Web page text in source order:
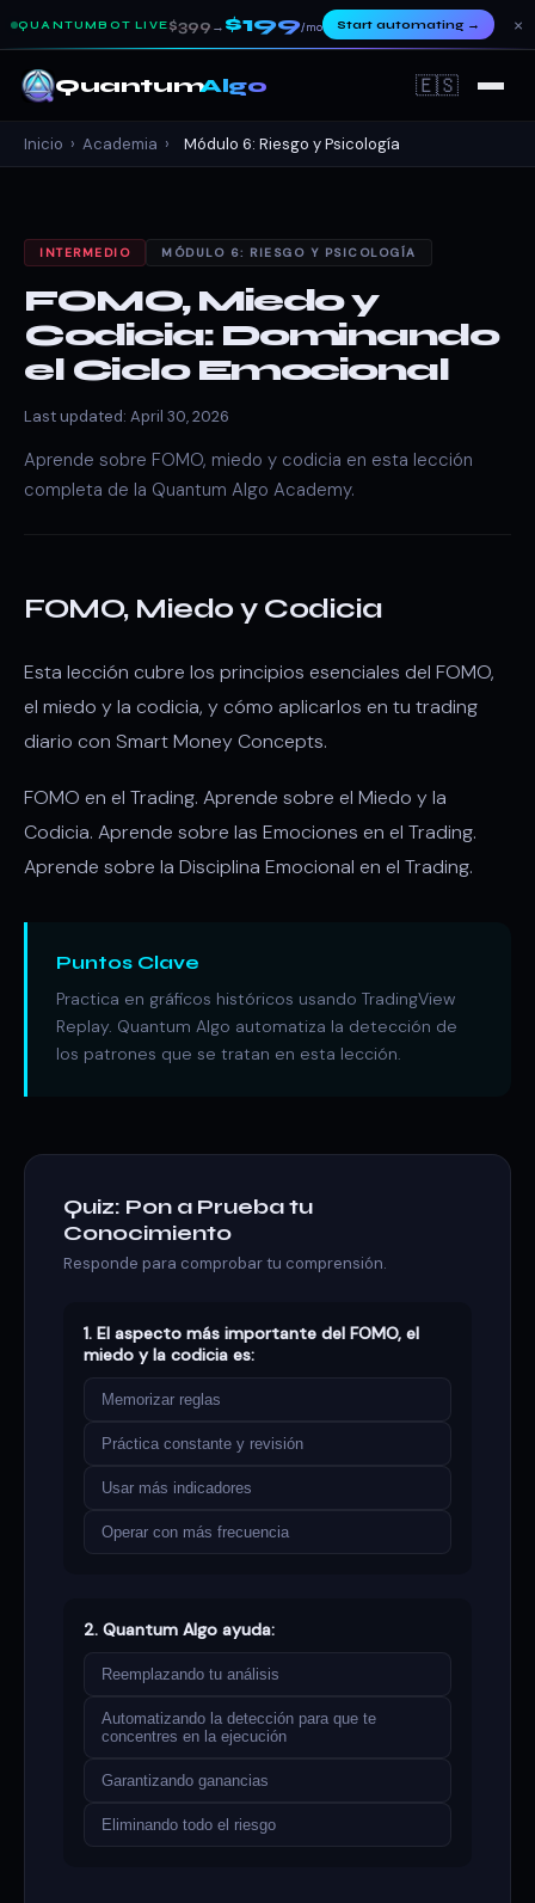
QUANTUMBOT LIVE $399 → $199/mo Start automating→ ×
QuantumAlgo 🇪🇸
Inicio › Academia › Módulo 6: Riesgo y Psicología
INTERMEDIO MÓDULO 6: RIESGO Y PSICOLOGÍA
FOMO, Miedo y
Codicia: Dominando
el Ciclo Emocional
Last updated: April 30, 2026
Aprende sobre FOMO, miedo y codicia en esta lección
completa de la Quantum Algo Academy.
FOMO, Miedo y Codicia
Esta lección cubre los principios esenciales del FOMO,
el miedo y la codicia, y cómo aplicarlos en tu trading
diario con Smart Money Concepts.
FOMO en el Trading. Aprende sobre el Miedo y la
Codicia. Aprende sobre las Emociones en el Trading.
Aprende sobre la Disciplina Emocional en el Trading.
Puntos Clave
Practica en gráficos históricos usando TradingView
Replay. Quantum Algo automatiza la detección de
los patrones que se tratan en esta lección.
Quiz: Pon a Prueba tu
Conocimiento
Responde para comprobar tu comprensión.
1. El aspecto más importante del FOMO, el
miedo y la codicia es:
Memorizar reglas
Práctica constante y revisión
Usar más indicadores
Operar con más frecuencia
2. Quantum Algo ayuda:
Reemplazando tu análisis
Automatizando la detección para que te
concentres en la ejecución
Garantizando ganancias
Eliminando todo el riesgo